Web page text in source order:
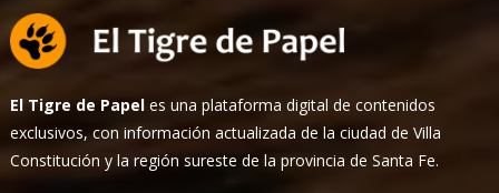
El Tigre de Papel es una plataforma digital de contenidos
exclusivos, con información actualizada de la ciudad de Villa
Constitución y la región sureste de la provincia de Santa Fe.